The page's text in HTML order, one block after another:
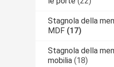
Stagnola della
MDF (17)
Stagnola della
mobilia (18)